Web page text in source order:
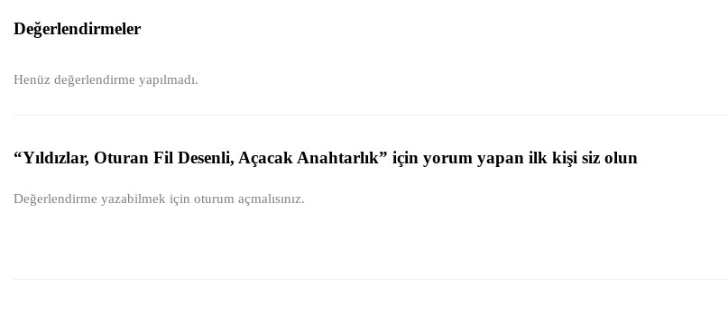
Değerlendirmeler
Henüz değerlendirme yapılmadı.
“Yıldızlar, Oturan Fil Desenli, Açacak Anahtarlık” için yorum yapan ilk kişi siz olun
Değerlendirme yazabilmek için oturum açmalısınız.